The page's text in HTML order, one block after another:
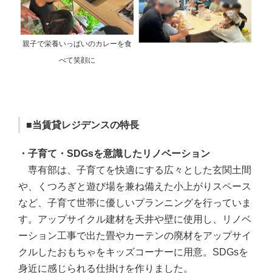
親子で栄養いっぱいのカレーを食
べて笑顔に
■当賃貸レジデンスの特長
・子育て・SDGsを意識したリノベーション
専有部は、子育てを快適にする広々とした玄関土間
や、くつろぎと遊び場を兼ね備えた小上がりスペース
など、子育て世帯に優しいプランニングを行っていま
す。アップサイクル建材を天井や壁に使用し、リノベ
ーション工事で出た畳やカーテンの廃材をアップサイ
クルしたおもちゃをキッズコーナーに用意。SDGsを
身近に感じられる仕掛けを作りました。